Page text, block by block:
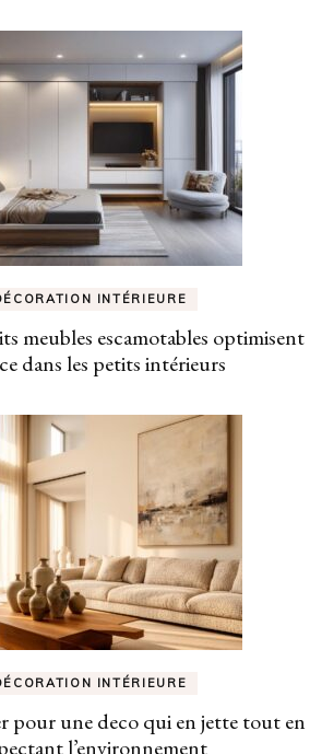
INTÉRIEURE
meubles escamotables optimisent
dans les petits intérieurs
INTÉRIEURE
pour une deco qui en jette tout en
l’environnement